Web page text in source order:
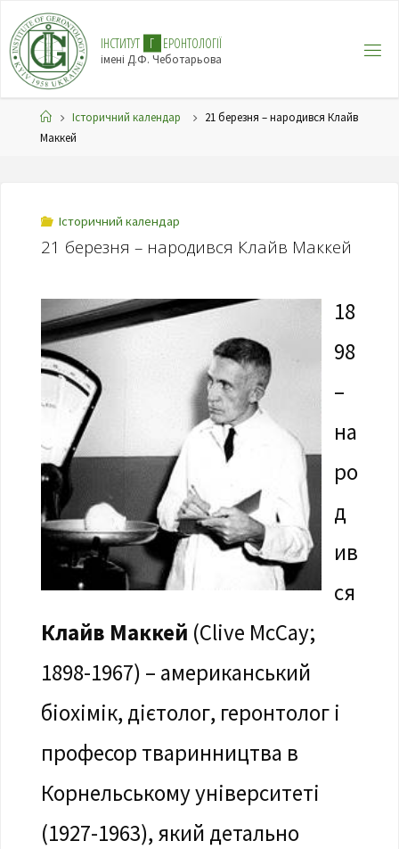
ІНСТИТУТ Г ЕРОНТОЛОГІЇ
імені Д.Ф. Чеботарьова
Історичний календар
21 березня – народився Клайв
Маккей
Історичний календар
21 березня – народився Клайв Маккей
18
98
–
на
ро
д
ив
ся
Клайв Маккей (Clive McCay;
1898-1967) – американський
біохімік, дієтолог, геронтолог і
професор тваринництва в
Корнельському університеті
(1927-1963), який детально